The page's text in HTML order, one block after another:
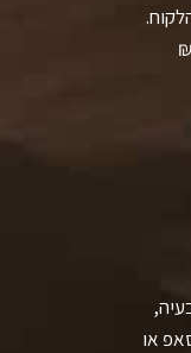
או